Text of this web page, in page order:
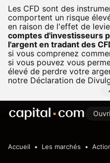
Les CFD sont des
comportent un risque
en raison de l'effet de
comptes d'investisseurs
l'argent en tradant des
si vous comprenez
si vous pouvez vous
élevé de perdre votre
notre Déclaration de
Accueil Les marchés